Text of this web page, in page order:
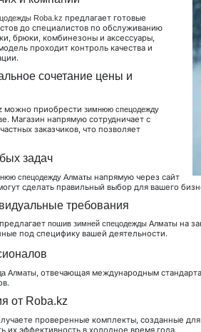
Roba.kz предлагает готовые
до специалистов по обслуживанию
брюки, комбинезоны и аксессуары,
проходит контроль качества и
сочетание цены и
можно приобрестизимнюю спецодежду
Магазин напрямую сотрудничает с
заказчиков, что позволяет
задач
спецодежду Алматы напрямую через сайт
сделать правильный выбор для вашего
требования
пошив зимней спецодежды Алматы на
под специфику вашей деятельности.
Алматы, отвечающая международным
от Roba.kz
проверенные комплекты, созданные